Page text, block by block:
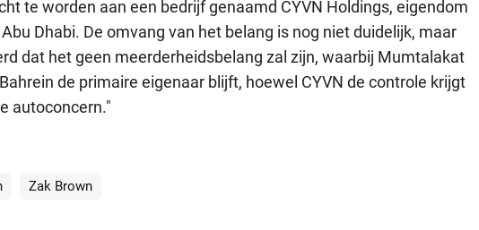
te worden aan een bedrijf genaamd CYVN Holdings, eigendom
Dhabi. De omvang van het belang is nog niet duidelijk, maar
dat het geen meerderheidsbelang zal zijn, waarbij Mumtalakat
de primaire eigenaar blijft, hoewel CYVN de controle krijgt
autoconcern."
Zak Brown